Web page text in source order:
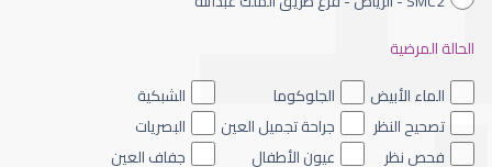
الماء الأزرق داخل العين
الحالة المرضية
الماء الأبيض
الجلوكوما
الشبكية
تصحيح النظر
جراحة تجميل العين
البصريات
فحص نظر
عيون الأطفال جفاف العين